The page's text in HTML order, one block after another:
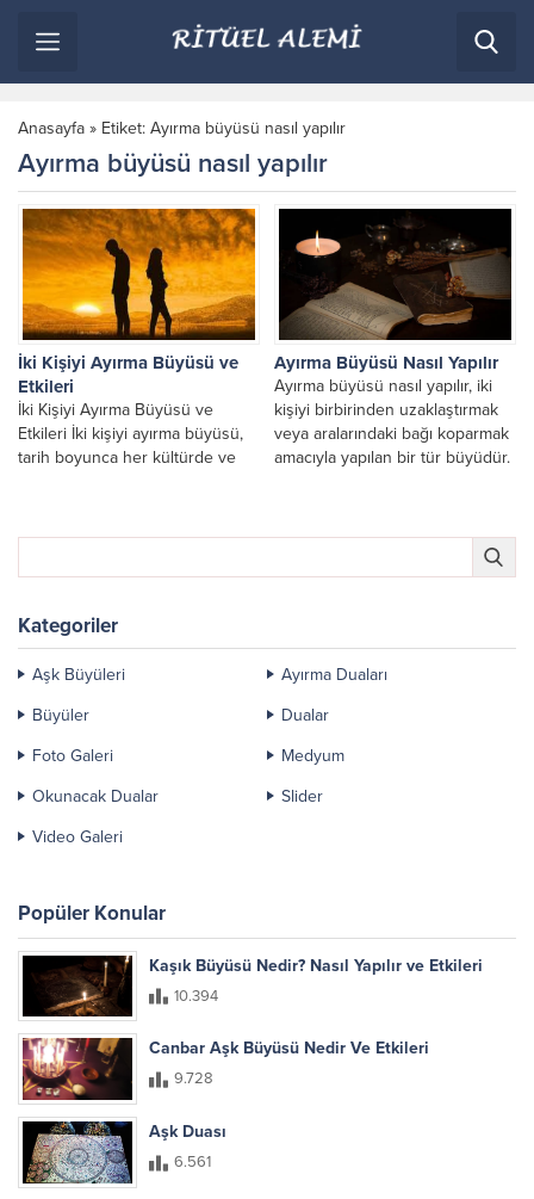
Anasayfa » Etiket: Ayırma büyüsü nasıl yapılır
Ayırma büyüsü nasıl yapılır
İki Kişiyi Ayırma Büyüsü ve
Etkileri
İki Kişiyi Ayırma Büyüsü ve
Etkileri İki kişiyi ayırma büyüsü,
tarih boyunca her kültürde ve
Ayırma Büyüsü Nasıl Yapılır
Ayırma büyüsü nasıl yapılır, iki
kişiyi birbirinden uzaklaştırmak
veya aralarındaki bağı koparmak
amacıyla yapılan bir tür büyüdür.
Kategoriler
Aşk Büyüleri
Ayırma Duaları
Büyüler
Dualar
Foto Galeri
Medyum
Okunacak Dualar
Slider
Video Galeri
Popüler Konular
Kaşık Büyüsü Nedir? Nasıl Yapılır ve Etkileri
10.394
Canbar Aşk Büyüsü Nedir Ve Etkileri
9.728
Aşk Duası
6.561